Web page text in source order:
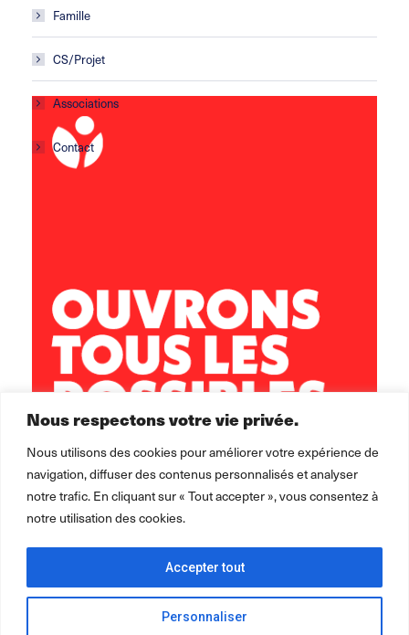
Nous respectons votre vie privée.
Nous utilisons des cookies pour améliorer votre expérience de
navigation, diffuser des contenus personnalisés et analyser
notre trafic. En cliquant sur « Tout accepter », vous consentez à
notre utilisation des cookies.
Personnaliser
Accepter tout
Famille
CS/Projet
Associations
Contact
brest.horizons@leolagrange.org